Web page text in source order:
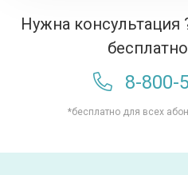
Нужна консультация
8-800-
*бесплатно для всех